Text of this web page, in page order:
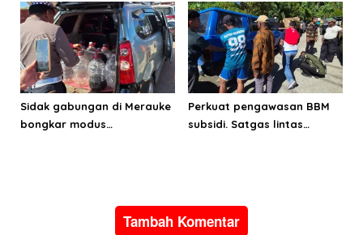
Wondama
Sidak gabungan di Merauke
bongkar modus
Perkuat pengawasan BBM
subsidi. Satgas lintas
Tambah Komentar